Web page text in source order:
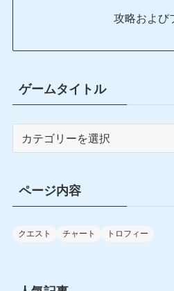
攻略および
ゲームタイトル
ル
ページ内容
クエスト チャート トロフィー